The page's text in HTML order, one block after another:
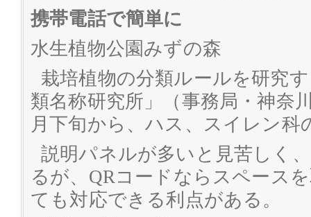
携帯電話で簡単に
水生植物公園みずの森
栽培植物の分類ルールを研究
類名称研究所」（事務局・神奈
月下旬から、ハス、スイレン科
説明パネルが多いと見苦しく
るが、QRコードならスペース
ても対応できる利点がある。